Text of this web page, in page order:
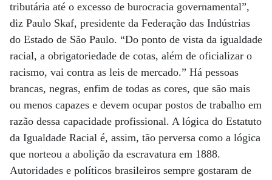
tributária até o excesso de burocracia governamental”,
diz Paulo Skaf, presidente da Federação das Indústrias
do Estado de São Paulo. “Do ponto de vista da igualdade
racial, a obrigatoriedade de cotas, além de oficializar o
racismo, vai contra as leis de mercado.” Há pessoas
brancas, negras, enfim de todas as cores, que são mais
ou menos capazes e devem ocupar postos de trabalho em
razão dessa capacidade profissional. A lógica do Estatuto
da Igualdade Racial é, assim, tão perversa como a lógica
que norteou a abolição da escravatura em 1888.
Autoridades e políticos brasileiros sempre gostaram de